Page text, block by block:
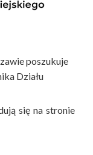
poszukuje
Działu
się na stronie